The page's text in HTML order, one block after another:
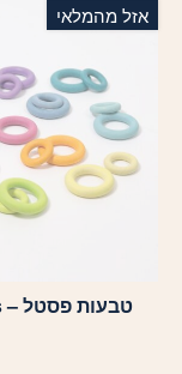
אזל מהמלאי
טבעות פסטל – Grimms